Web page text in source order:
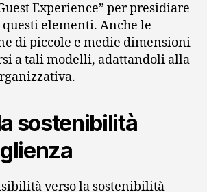
Experience” per presidiare
elementi. Anche le
di piccole e medie dimensioni
a tali modelli, adattandoli alla
sostenibilità
verso la sostenibilità